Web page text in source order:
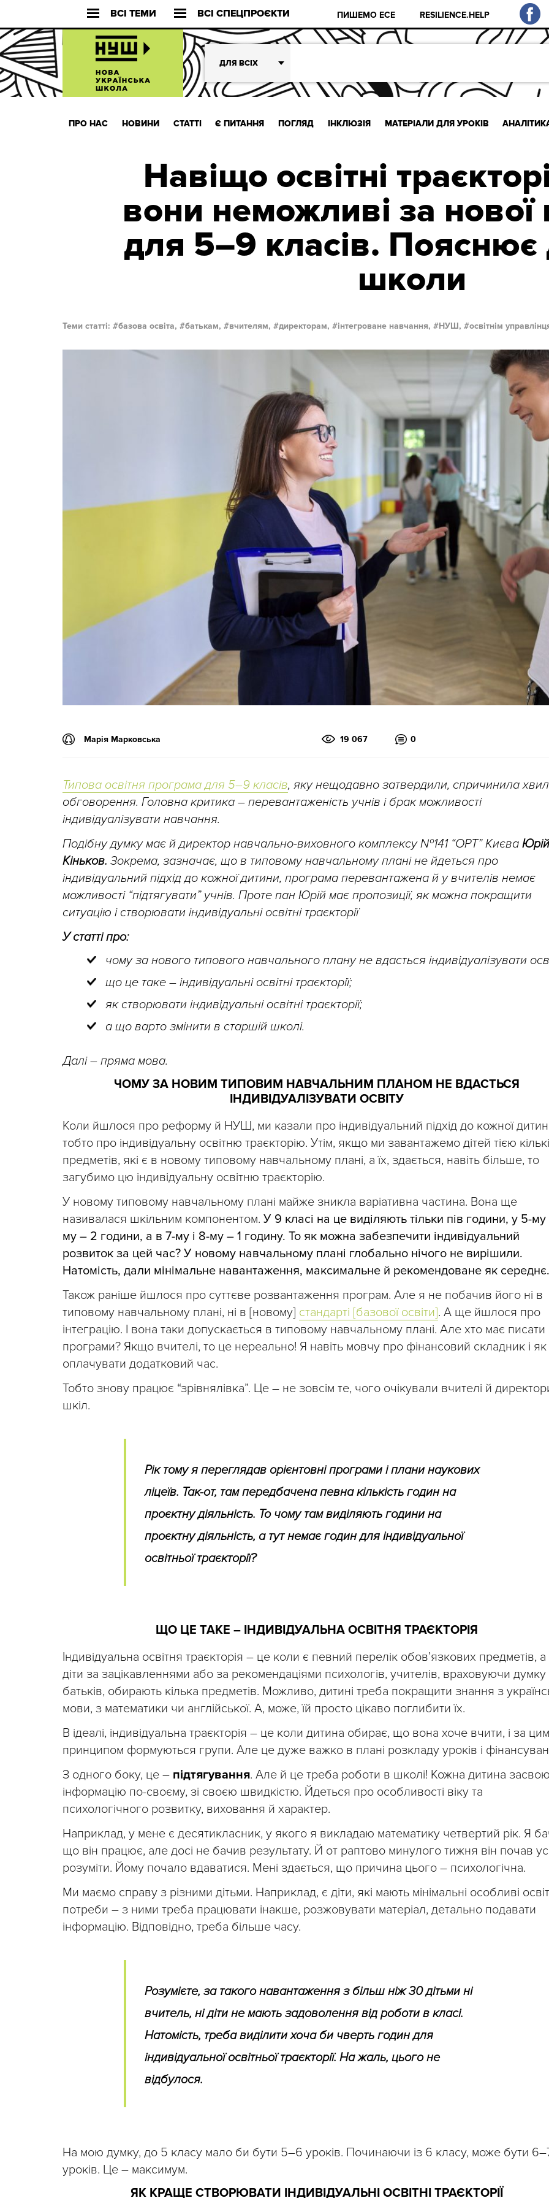
ВСІ ТЕМИ ВСІ СПЕЦПРОЄКТИ ПИШЕМО ЕСЕ RESILIENCE.HELP
ДЛЯ ВСІХ
ПРО НАС НОВИНИ СТАТТІ Є ПИТАННЯ ПОГЛЯД ІНКЛЮЗІЯ МАТЕРІАЛИ ДЛЯ УРОКІВ
Навіщо освітні
вони неможливі за
для 5–9 класів. Пояснює
школи
Теми статті: базова освіта, батькам, вчителям, директорам, інтегроване навчання, НУШ, освітнім
Марія Марковська 19 067 0
Типова освітня програма для 5–9 класів, якунещодавно затвердили, спричинила
обговорення. Головна критика – перевантаженість учнів і брак можливості
індивідуалізувати навчання.
Подібну думку має й директор навчально-виховного комплексу №141 “ОРТ” Києва Юрій
Кіньков. Зокрема, зазначає, що в типовому навчальному плані не йдеться про
індивідуальний підхід до кожної дитини, програма перевантажена й у вчителів немає
можливості “підтягувати” учнів. Проте пан Юрій має пропозиції, як можна покращити
ситуацію і створювати індивідуальні освітні траєкторії
У статті про:
чому за нового типового навчального плану не вдасться індивідуалізувати
що це таке – індивідуальні освітні траєкторії;
як створювати індивідуальні освітні траєкторії;
а що варто змінити в старшій школі.
Далі – пряма мова.
ЧОМУ ЗА НОВИМ ТИПОВИМ НАВЧАЛЬНИМ ПЛАНОМ НЕ ВДАСТЬСЯ
ІНДИВІДУАЛІЗУВАТИ ОСВІТУ
Коли йшлося про реформу й НУШ, ми казали про індивідуальний підхід до кожної
тобто про індивідуальну освітню траєкторію. Утім, якщо ми завантажемо дітей тією
предметів, які є в новому типовому навчальному плані, а їх, здається, навіть більше, то
загубимо цю індивідуальну освітню траєкторію.
У новому типовому навчальному плані майже зникла варіативна частина. Вона ще
називалася шкільним компонентом. У 9 класі на це виділяють тільки пів години, у 5-му
му – 2 години, а в 7-му і 8-му – 1 годину. То як можна забезпечити індивідуальний
розвиток за цей час? У новому навчальному плані глобально нічого не вирішили.
Натомість, дали мінімальне навантаження, максимальне й рекомендоване як
Також раніше йшлося про суттєве розвантаження програм. Але я не побачив його ні в
типовому навчальному плані, ні в [новому] стандарті [базової освіти]. А ще йшлося про
інтеграцію. І вона таки допускається в типовому навчальному плані. Але хто має писати
програми? Якщо вчителі, то це нереально! Я навіть мовчу про фінансовий складник і як
оплачувати додатковий час.
Тобто знову працює “зрівнялівка”. Це – не зовсім те, чого очікували вчителі й
шкіл.
Рік тому я переглядав орієнтовні програми і плани наукових
ліцеїв. Так-от, там передбачена певна кількість годин на
проєктну діяльність. То чому там виділяють години на
проєктну діяльність, а тут немає годин для індивідуальної
освітньої траєкторії?
ЩО ЦЕ ТАКЕ – ІНДИВІДУАЛЬНА ОСВІТНЯ ТРАЄКТОРІЯ
Індивідуальна освітня траєкторія – це коли є певний перелік обов’язкових предметів, а
діти за зацікавленнями або за рекомендаціями психологів, учителів, враховуючи думку
батьків, обирають кілька предметів. Можливо, дитині треба покращити знання з
мови, з математики чи англійської. А, може, їй просто цікаво поглибити їх.
В ідеалі, індивідуальна траєкторія – це коли дитина обирає, що вона хоче вчити, і за цим
принципом формуються групи. Але це дуже важко в плані розкладу уроків і
З одного боку, це – підтягування. Але й це треба роботи в школі! Кожна дитина
інформацію по-своєму, зі своєю швидкістю. Йдеться про особливості віку та
психологічного розвитку, виховання й характер.
Наприклад, у мене є десятикласник, у якого я викладаю математику четвертий рік. Я
що він працює, але досі не бачив результату. Й от раптово минулого тижня він почав
розуміти. Йому почало вдаватися. Мені здається, що причина цього – психологічна.
Ми маємо справу з різними дітьми. Наприклад, є діти, які мають мінімальні особливі
потреби – з ними треба працювати інакше, розжовувати матеріал, детально подавати
інформацію. Відповідно, треба більше часу.
Розумієте, за такого навантаження з більш ніж 30 дітьми ні
вчитель, ні діти не мають задоволення від роботи в класі.
Натомість, треба виділити хоча би чверть годин для
індивідуальної освітньої траєкторії. На жаль, цього не
відбулося.
На мою думку, до 5 класу мало би бути 5–6 уроків. Починаючи із 6 класу, може бути
уроків. Це – максимум.
ЯК КРАЩЕ СТВОРЮВАТИ ІНДИВІДУАЛЬНІ ОСВІТНІ ТРАЄКТОРІЇ